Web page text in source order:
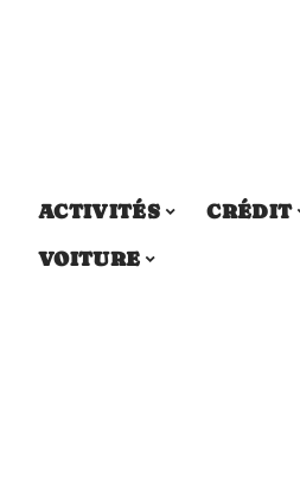
ACTIVITÉS CRÉDIT
VOITURE